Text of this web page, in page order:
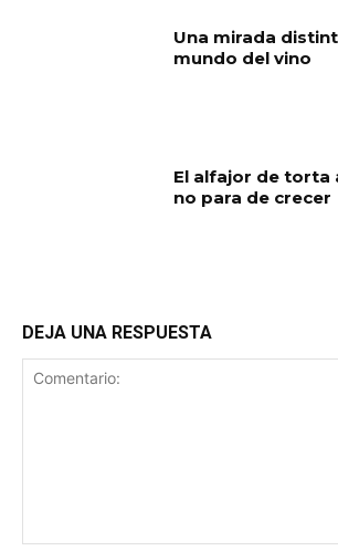
Una mirada
mundo del vino
El alfajor de torta
no para de crecer
DEJA UNA RESPUESTA